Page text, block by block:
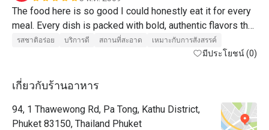
The food here is so good I could honestly eat it for every
meal. Every dish is packed with bold, authentic flavors that
keep you coming back for more. The service is fast and
friendly, and the location is incredibly convenient. If you’re
is it. 👏🏻
รสชาติอร่อย บริการดี สถานที่สะอาด เหมาะกับการสังสรรค์
มีประโยชน์ (0)
เกี่ยวกับร้านอาหาร
94, 1 Thawewong Rd, Pa Tong, Kathu District,
Phuket 83150, Thailand Phuket